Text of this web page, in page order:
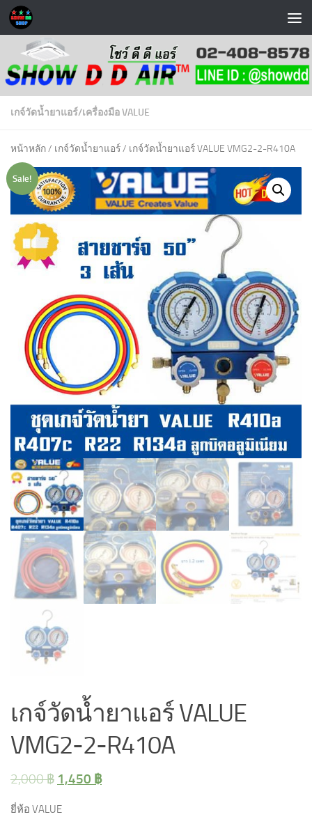
Skip to content
เกจ์วัดน้ำยาแอร์/เครื่องมือ VALUE
หน้าหลัก/ เกจ์วัดน้ำยาแอร์/ เกจ์วัดน้ำยาแอร์ VALUE VMG2-2-R410A
Sale!
เกจ์วัดน้ำยาแอร์ VALUE
VMG2-2-R410A
2,000฿ 1,450 ฿
ยี่ห้อ VALUE